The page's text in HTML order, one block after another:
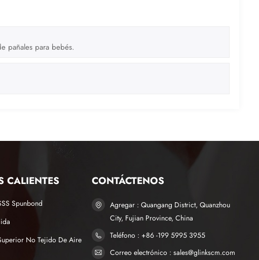
pañales para bebés.
CALIENTES
Spunbond
No Tejido De Aire
CONTÁCTENOS
Agregar : Quangang District, Quanzhou
City, Fujian Province, China
Teléfono : +86 -199 5995 3955
Correo electrónico : sales@glinkscm.com